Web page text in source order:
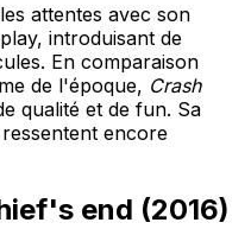
attentes avec son
introduisant de
En comparaison
de l'époque, Crash
qualité et de fun. Sa
encore
end (2016)